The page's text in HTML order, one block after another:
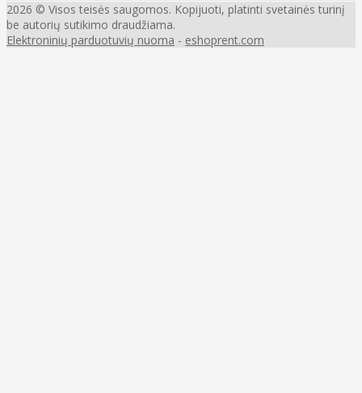
2026 © Visos teisės saugomos. Kopijuoti, platinti svetainės turinį
be autorių sutikimo draudžiama.
Elektroninių parduotuvių nuoma - eshoprent.com